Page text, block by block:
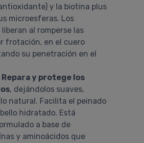
y la biotina plus
microesferas. Los
al romperse las
frotación, en el cuero
su penetración en el
Repara y protege los
, dejándolos suaves,
natural. Facilita el peinado
hidratado. Está
a base de
y aminoácidos que